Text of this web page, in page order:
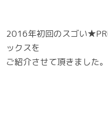
2016年初回のスゴい
ックスを
ご紹介させて頂きました。